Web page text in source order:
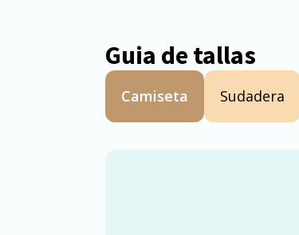
Guia de tallas
Camiseta Sudadera